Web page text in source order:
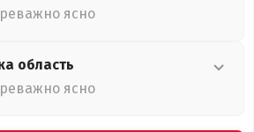
ясно
область
ясно